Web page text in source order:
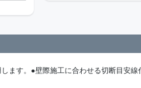
ます。●壁際施工に合わせる切断目安